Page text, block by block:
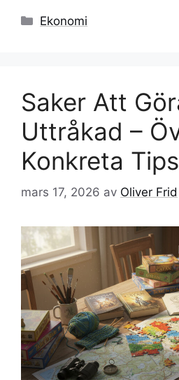
Kategorier
Ekonomi
Saker Att
Uttråkad –
Konkreta Tips
mars 17, 2026 av Oliver Frid